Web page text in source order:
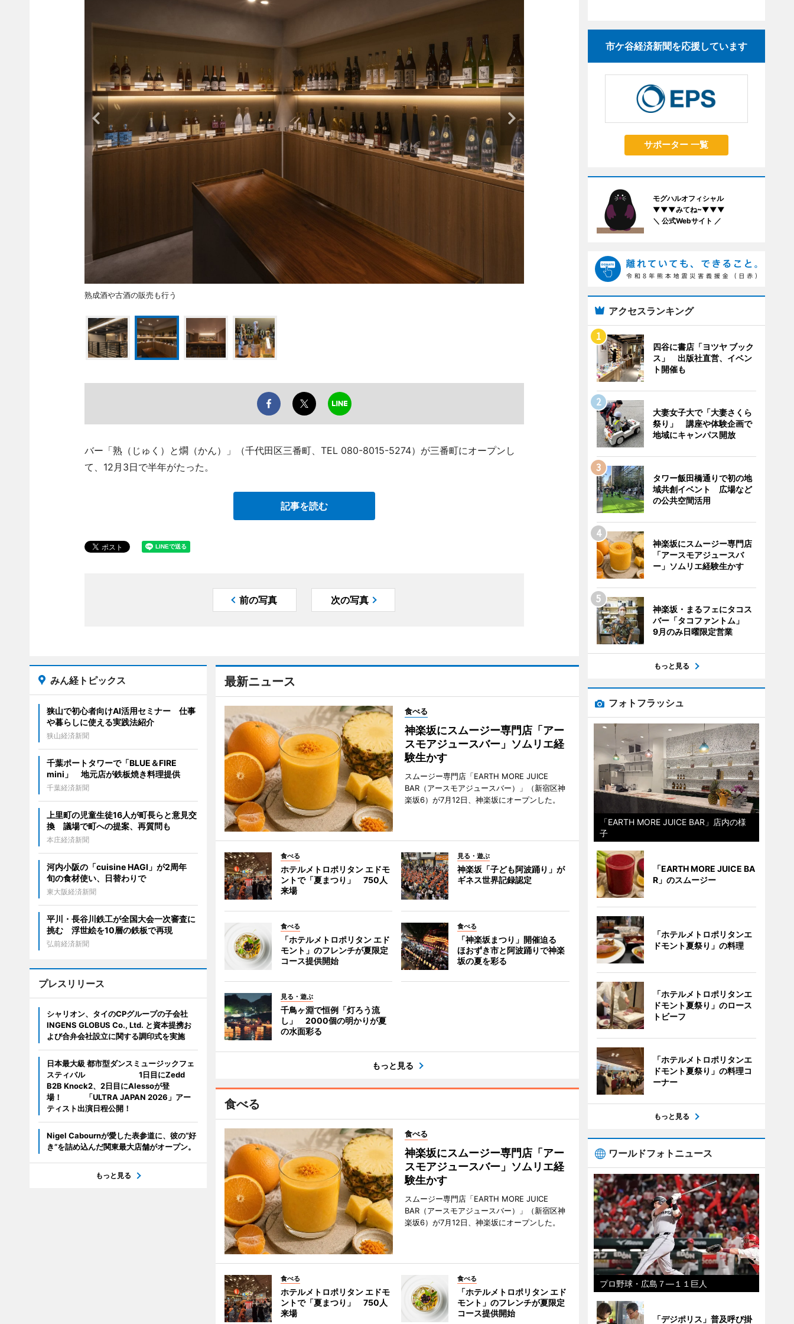
熟成酒や古酒の販売も行う
バー「熟（じゅく）と燗（かん）」（千代田区三番町、TEL 080-8015-5274）が三番町にオープンし
て、12月3日で半年がたった。
記事を読む
前の写真 次の写真
最新ニュース
食べる
神楽坂にスムージー専門店「アー
スモアジュースバー」ソムリエ経
験生かす
スムージー専門店「EARTH MORE JUICE
BAR（アースモアジュースバー）」（新宿区神
楽坂6）が7月12日、神楽坂にオープンした。
食べる
ホテルメトロポリタン エドモ
ントで「夏まつり」 750人
来場
見る・遊ぶ
神楽坂「子ども阿波踊り」が
ギネス世界記録認定
食べる
「ホテルメトロポリタン エド
モント」のフレンチが夏限定
コース提供開始
食べる
「神楽坂まつり」開催迫る
ほおずき市と阿波踊りで神楽
坂の夏を彩る
見る・遊ぶ
千鳥ヶ淵で恒例「灯ろう流
し」 2000個の明かりが夏
の水面彩る
もっと見る
食べる
食べる
神楽坂にスムージー専門店「アー
スモアジュースバー」ソムリエ経
験生かす
スムージー専門店「EARTH MORE JUICE
BAR（アースモアジュースバー）」（新宿区神
楽坂6）が7月12日、神楽坂にオープンした。
食べる
ホテルメトロポリタン エドモ
ントで「夏まつり」 750人
来場
食べる
「ホテルメトロポリタン エド
モント」のフレンチが夏限定
コース提供開始
みん経トピックス
狭山で初心者向けAI活用セミナー 仕事
や暮らしに使える実践法紹介
狭山経済新聞
千葉ポートタワーで「BLUE＆FIRE
mini」 地元店が鉄板焼き料理提供
千葉経済新聞
上里町の児童生徒16人が町長らと意見交
換 議場で町への提案、再質問も
本庄経済新聞
河内小阪の「cuisine HAGI」が2周年
旬の食材使い、日替わりで
東大阪経済新聞
平川・長谷川鉄工が全国大会一次審査に
挑む 浮世絵を10層の鉄板で再現
弘前経済新聞
プレスリリース
シャリオン、タイのCPグループの子会社
INGENS GLOBUS Co., Ltd. と資本提携お
よび合弁会社設立に関する調印式を実施
日本最大級 都市型ダンスミュージックフェ
スティバル 1日目にZedd
B2B Knock2、2日目にAlessoが登
場！ 「ULTRA JAPAN 2026」アー
ティスト出演日程公開！
Nigel Cabournが愛した表参道に、彼の“好
き”を詰め込んだ関東最大店舗がオープン。
もっと見る
市ケ谷経済新聞を応援しています
サポーター 一覧
モグハルオフィシャル
▼▼▼みてね~▼▼▼
＼ 公式Webサイト ／
アクセスランキング
四谷に書店「ヨツヤ ブック
ス」 出版社直営、イベン
ト開催も
大妻女子大で「大妻さくら
祭り」 講座や体験企画で
地域にキャンパス開放
タワー飯田橋通りで初の地
域共創イベント 広場など
の公共空間活用
神楽坂にスムージー専門店
「アースモアジュースバ
ー」ソムリエ経験生かす
神楽坂・まるフェにタコス
バー「タコファントム」
9月のみ日曜限定営業
もっと見る
フォトフラッシュ
「EARTH MORE JUICE BAR」店内の様
子
「EARTH MORE JUICE BA
R」のスムージー
「ホテルメトロポリタンエ
ドモント夏祭り」の料理
「ホテルメトロポリタンエ
ドモント夏祭り」のロース
トビーフ
「ホテルメトロポリタンエ
ドモント夏祭り」の料理コ
ーナー
もっと見る
ワールドフォトニュース
プロ野球・広島７―１１巨人
「デジポリス」普及呼び掛